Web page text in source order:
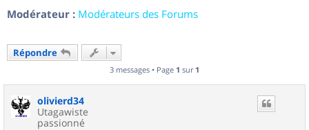
Modérateur : Modérateurs des Forums
Répondre
3 messages • Page 1 sur 1
olivierd34
Utagawiste
passionné